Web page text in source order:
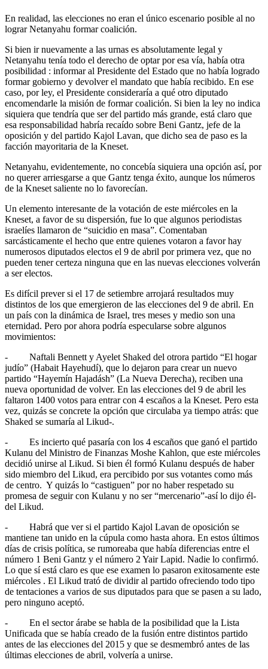
En realidad, las elecciones no eran el único escenario posible al no
lograr Netanyahu formar coalición.
Si bien ir nuevamente a las urnas es absolutamente legal y
Netanyahu tenía todo el derecho de optar por esa vía, había otra
posibilidad : informar al Presidente del Estado que no había logrado
formar gobierno y devolver el mandato que había recibido. En ese
caso, por ley, el Presidente consideraría a qué otro diputado
encomendarle la misión de formar coalición. Si bien la ley no indica
siquiera que tendría que ser del partido más grande, está claro que
esa responsabilidad habría recaído sobre Beni Gantz, jefe de la
oposición y del partido Kajol Lavan, que dicho sea de paso es la
facción mayoritaria de la Kneset.
Netanyahu, evidentemente, no concebía siquiera una opción así, por
no querer arriesgarse a que Gantz tenga éxito, aunque los números
de la Kneset saliente no lo favorecían.
Un elemento interesante de la votación de este miércoles en la
Kneset, a favor de su dispersión, fue lo que algunos periodistas
israelíes llamaron de “suicidio en masa”. Comentaban
sarcásticamente el hecho que entre quienes votaron a favor hay
numerosos diputados electos el 9 de abril por primera vez, que no
pueden tener certeza ninguna que en las nuevas elecciones volverán
a ser electos.
Es difícil prever si el 17 de setiembre arrojará resultados muy
distintos de los que emergieron de las elecciones del 9 de abril. En
un país con la dinámica de Israel, tres meses y medio son una
eternidad. Pero por ahora podría especularse sobre algunos
movimientos:
- Naftali Bennett y Ayelet Shaked del otrora partido “El hogar
judío” (Habait Hayehudí), que lo dejaron para crear un nuevo
partido “Hayemín Hajadásh” (La Nueva Derecha), reciben una
nueva oportunidad de volver. En las elecciones del 9 de abril les
faltaron 1400 votos para entrar con 4 escaños a la Kneset. Pero esta
vez, quizás se concrete la opción que circulaba ya tiempo atrás: que
Shaked se sumaría al Likud-.
- Es incierto qué pasaría con los 4 escaños que ganó el partido
Kulanu del Ministro de Finanzas Moshe Kahlon, que este miércoles
decidió unirse al Likud. Si bien él formó Kulanu después de haber
sido miembro del Likud, era percibido por sus votantes como más
de centro. Y quizás lo “castiguen” por no haber respetado su
promesa de seguir con Kulanu y no ser “mercenario”-así lo dijo él-
del Likud.
- Habrá que ver si el partido Kajol Lavan de oposición se
mantiene tan unido en la cúpula como hasta ahora. En estos últimos
días de crisis política, se rumoreaba que había diferencias entre el
número 1 Beni Gantz y el número 2 Yair Lapid. Nadie lo confirmó.
Lo que sí está claro es que ese examen lo pasaron exitosamente este
miércoles . El Likud trató de dividir al partido ofreciendo todo tipo
de tentaciones a varios de sus diputados para que se pasen a su lado,
pero ninguno aceptó.
- En el sector árabe se habla de la posibilidad que la Lista
Unificada que se había creado de la fusión entre distintos partido
antes de las elecciones del 2015 y que se desmembró antes de las
últimas elecciones de abril, volvería a unirse.